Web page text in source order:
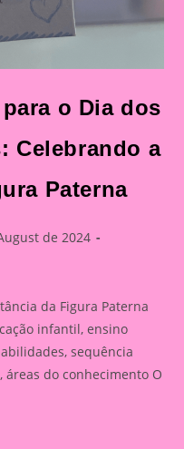
o Dia dos
Celebrando a
Paterna
de 2024
da Figura Paterna
infantil, ensino
sequência
do conhecimento O